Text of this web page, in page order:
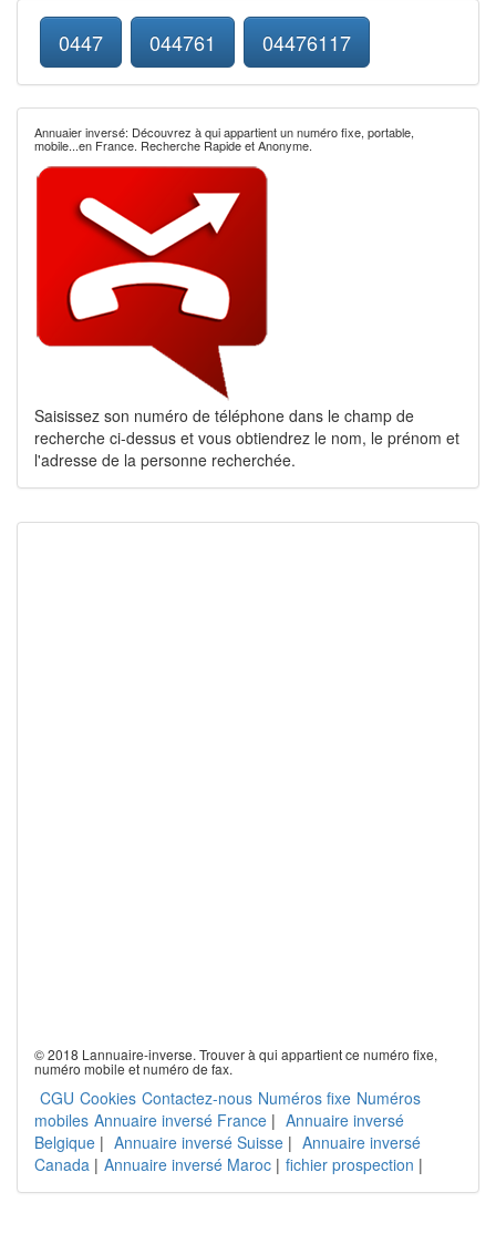
0447 044761 04476117
Annuaier inversé: Découvrez à qui appartient un numéro fixe, portable,
mobile...en France. Recherche Rapide et Anonyme.
Saisissez son numéro de téléphone dans le champ de
recherche ci-dessus et vous obtiendrez le nom, le prénom et
l'adresse de la personne recherchée.
© 2018 Lannuaire-inverse. Trouver à qui appartient ce numéro fixe,
numéro mobile et numéro de fax.
CGU Cookies Contactez-nous Numéros fixe Numéros
mobiles Annuaire inversé France | Annuaire inversé
Belgique | Annuaire inversé Suisse | Annuaire inversé
Canada | Annuaire inversé Maroc | fichier prospection |